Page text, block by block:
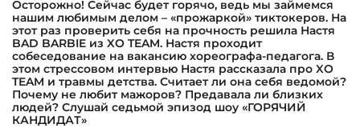
Осторожно! Сейчас будет горячо, ведь мы займемся
нашим любимым делом – «прожаркой» тиктокеров. На
этот раз проверить себя на прочность решила Настя
BAD BARBIE из XO TEAM. Настя проходит
собеседование на вакансию хореографа-педагога. В
этом стрессовом интервью Настя рассказала про XO
TEAM и травмы детства. Считает ли она себя ведомой?
Почему не любит мажоров? Предавала ли близких
людей? Слушай седьмой эпизод шоу «ГОРЯЧИЙ
КАНДИДАТ»